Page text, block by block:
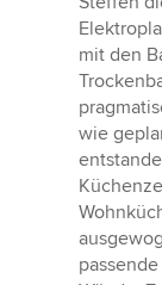
mit den
wie